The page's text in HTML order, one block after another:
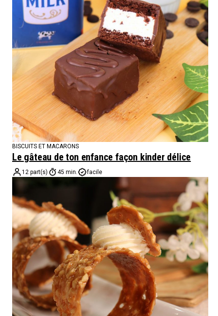
BISCUITS ET MACARONS
Le gâteau de ton enfance façon kinder délice
12 part(s) 45 min. facile